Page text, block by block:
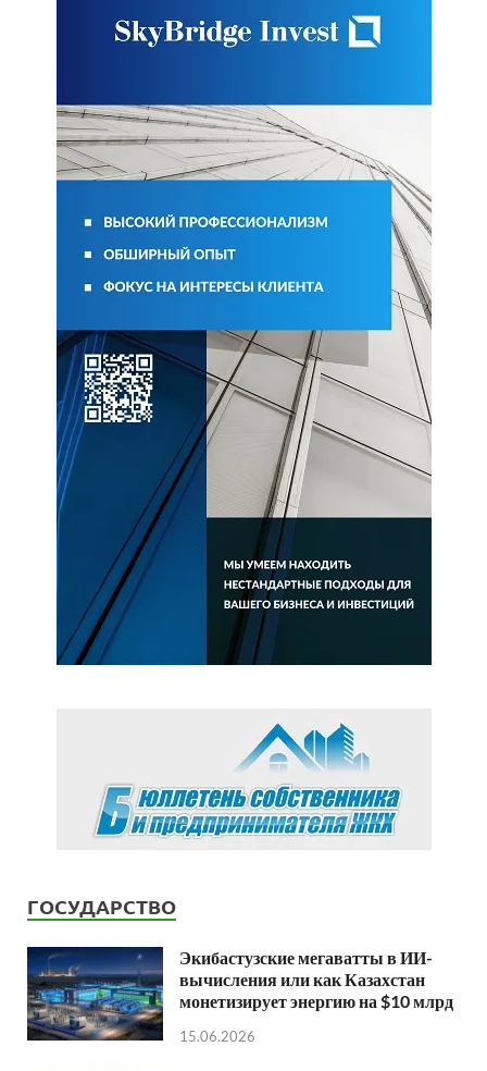
ГОСУДАРСТВО
Экибастузские мегаватты в ИИ-
вычисления или как Казахстан
монетизирует энергию на $10 млрд
15.06.2026